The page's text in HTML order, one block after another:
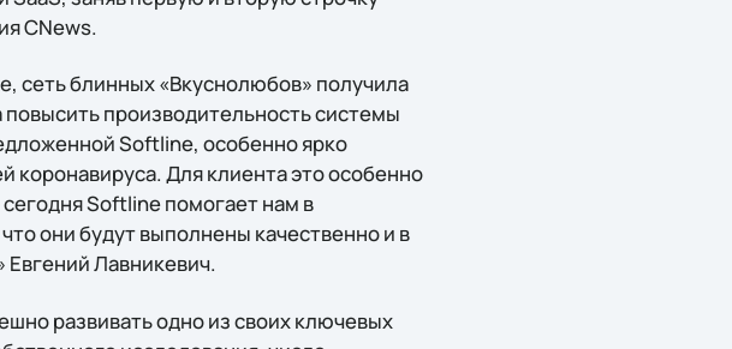
CNews.
сеть блинных «Вкуснолюбов» получила
производительность системы
Softline, особенно ярко
коронавируса. Для клиента это особенно
Softline помогает нам в
они будут выполнены качественно и в
Лавникевич.
развивать одно из своих ключевых